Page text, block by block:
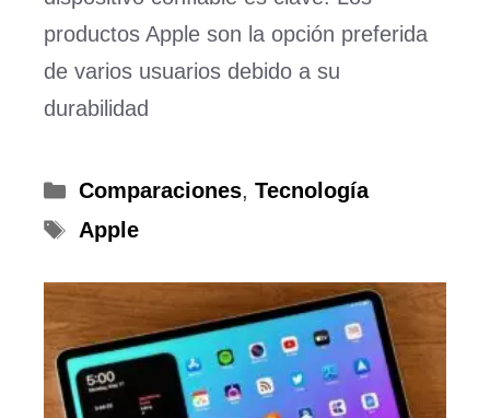
productos Apple son la opción preferida
de varios usuarios debido a su
durabilidad
Categorías
Comparaciones, Tecnología
Etiquetas
Apple